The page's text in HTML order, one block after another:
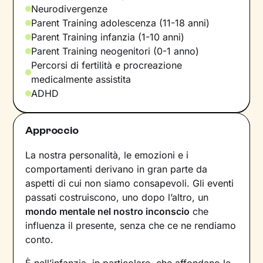
Neurodivergenze
Parent Training adolescenza (11-18 anni)
Parent Training infanzia (1-10 anni)
Parent Training neogenitori (0-1 anno)
Percorsi di fertilità e procreazione
medicalmente assistita
ADHD
Approccio
La nostra personalità, le emozioni e i
comportamenti derivano in gran parte da
aspetti di cui non siamo consapevoli. Gli eventi
passati costruiscono, uno dopo l’altro, un
mondo mentale nel nostro inconscio che
influenza il presente, senza che ce ne rendiamo
conto.